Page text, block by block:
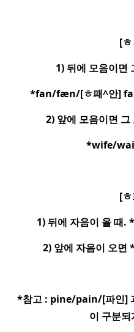
[
1) 뒤에 모음이면
*fan/fæn/[ㅎ패^안]
2) 앞에 모음이면
*wife/
[ㅎ
1) 뒤에 자음이 올 때.
2) 앞에 자음이 오면
*참고 : pine/pain/[파인]
이 구분